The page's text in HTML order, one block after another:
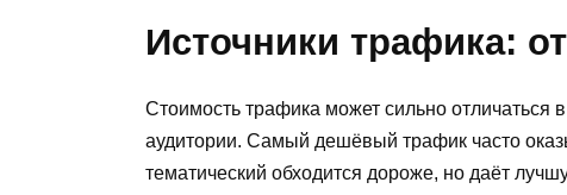
Источники трафика:
Стоимость трафика может сильно отличаться
аудитории. Самый дешёвый трафик часто
тематический обходится дороже, но даёт